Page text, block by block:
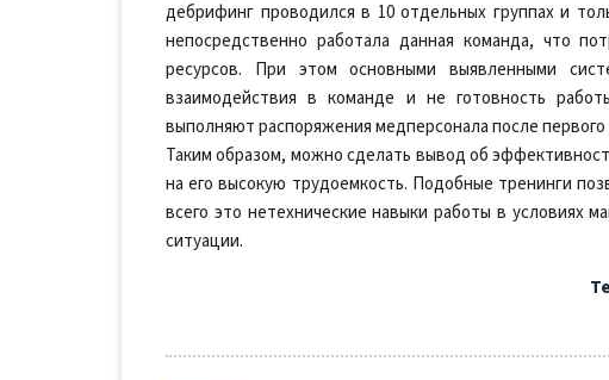
дебрифинг проводился в 10 отдельных группах и
непосредственно работала данная команда, что
ресурсов. При этом основными выявленными
взаимодействия в команде и не готовность
выполняют распоряжения медперсонала после первого
Таким образом, можно сделать вывод об
на его высокую трудоемкость. Подобные тренинги
всего это нетехнические навыки работы в условиях
ситуации.